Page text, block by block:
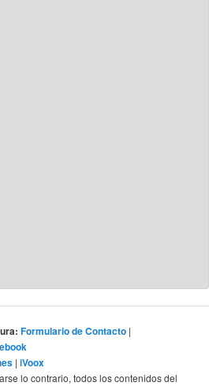
Formulario de Contacto |
|iVoox
lo contrario, todos los contenidos del